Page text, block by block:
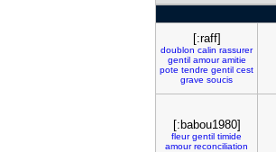
[:raff]
doublon calin rassurer
gentil amour amitie
pote tendre gentil cest
grave soucis
[:babou1980]
fleur gentil timide
amour reconciliation